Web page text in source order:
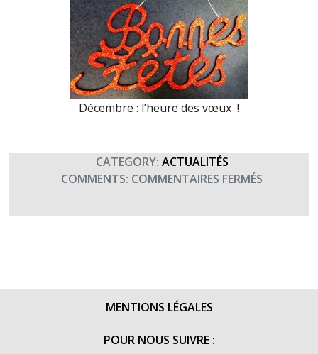
Décembre : l’heure des vœux !
CATEGORY: ACTUALITÉS
COMMENTS: COMMENTAIRES FERMÉS
2016
MENTIONS LÉGALES
POUR NOUS SUIVRE :